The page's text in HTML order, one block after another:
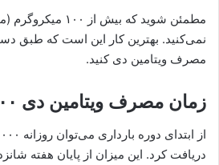
مطمئن شوید که بیش
نمی‌کنید. بهترین کار این است که طبق
مصرف ویتامین دی کنید.
زمان مصرف ویتامین دی ۱۰۰۰ در بارداری
دریافت کرد. این میزان از پایان هفته